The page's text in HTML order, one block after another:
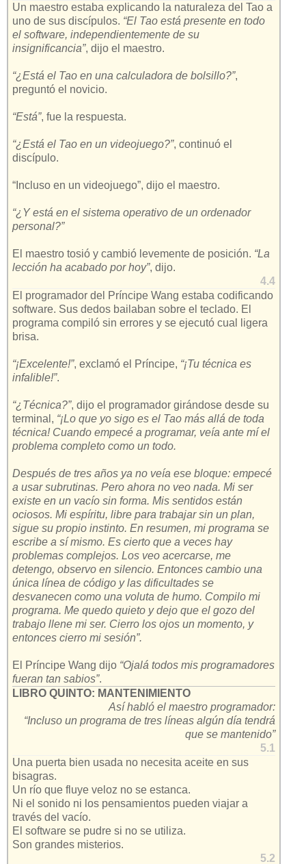
Un maestro estaba explicando la naturaleza del Tao a
uno de sus discípulos. “El Tao está presente en todo
el software, independientemente de su
insignificancia”, dijo el maestro.
“¿Está el Tao en una calculadora de bolsillo?”,
preguntó el novicio.
“Está”, fue la respuesta.
“¿Está el Tao en un videojuego?”, continuó el
discípulo.
“Incluso en un videojuego”, dijo el maestro.
“¿Y está en el sistema operativo de un ordenador
personal?”
El maestro tosió y cambió levemente de posición. “La
lección ha acabado por hoy”, dijo.
4.4
El programador del Príncipe Wang estaba codificando
software. Sus dedos bailaban sobre el teclado. El
programa compiló sin errores y se ejecutó cual ligera
brisa.
“¡Excelente!”, exclamó el Príncipe, “¡Tu técnica es
infalible!”.
“¿Técnica?”, dijo el programador girándose desde su
terminal, “¡Lo que yo sigo es el Tao más allá de toda
técnica! Cuando empecé a programar, veía ante mí el
problema completo como un todo.
Después de tres años ya no veía ese bloque: empecé
a usar subrutinas. Pero ahora no veo nada. Mi ser
existe en un vacío sin forma. Mis sentidos están
ociosos. Mi espíritu, libre para trabajar sin un plan,
sigue su propio instinto. En resumen, mi programa se
escribe a sí mismo. Es cierto que a veces hay
problemas complejos. Los veo acercarse, me
detengo, observo en silencio. Entonces cambio una
única línea de código y las dificultades se
desvanecen como una voluta de humo. Compilo mi
programa. Me quedo quieto y dejo que el gozo del
trabajo llene mi ser. Cierro los ojos un momento, y
entonces cierro mi sesión”.
El Príncipe Wang dijo “Ojalá todos mis programadores
fueran tan sabios”.
LIBRO QUINTO: MANTENIMIENTO
Así habló el maestro programador:
“Incluso un programa de tres líneas algún día tendrá
que se mantenido”
5.1
Una puerta bien usada no necesita aceite en sus
bisagras.
Un río que fluye veloz no se estanca.
Ni el sonido ni los pensamientos pueden viajar a
través del vacío.
El software se pudre si no se utiliza.
Son grandes misterios.
5.2